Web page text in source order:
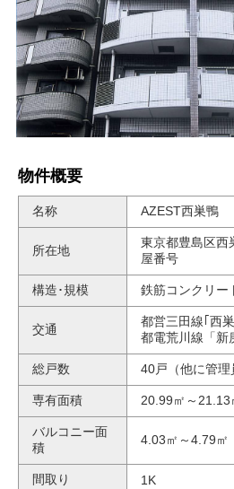
物件概要
名称 AZEST西巣鴨
所在地
東京都豊島区西
屋番号
構造･規模 鉄筋コンクリー
交通
都営三田線｢西
都電荒川線「新
総戸数 40戸（他に管理
専有面積 20.99㎡～21.13
バルコニー面
積
4.03㎡～4.79㎡
間取り 1K